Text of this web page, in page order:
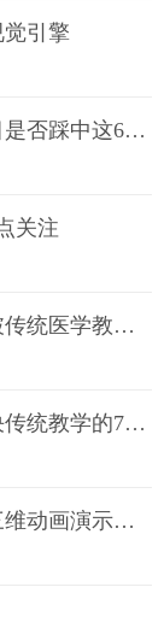
引擎
三维动画制作常见问题清单：你的项目是否踩中这6大技术雷区？
关注
医疗教育仿真动画定制实战手册：击破传统医学教育7大痛点
医疗教育仿真动画定制实战手册：解决传统教学的7大痛点
设备维护维修不再难！专业产品维护三维动画演示定制指南